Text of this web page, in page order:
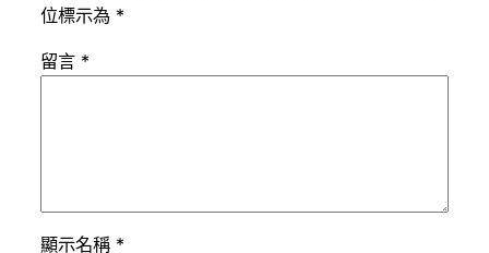
位標示為 *
留言 *
顯示名稱 *